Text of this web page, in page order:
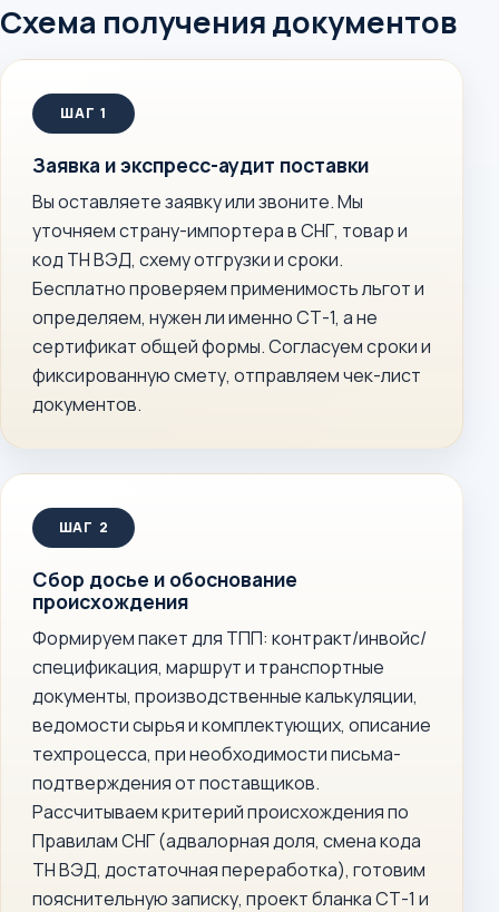
Схема получения документов
Заявка и экспресс-аудит поставки
Вы оставляете заявку или звоните. Мы
уточняем страну-импортера в СНГ, товар и
код ТН ВЭД, схему отгрузки и сроки.
Бесплатно проверяем применимость льгот и
определяем, нужен ли именно СТ-1, а не
сертификат общей формы. Согласуем сроки и
фиксированную смету, отправляем чек-лист
документов.
Сбор досье и обоснование
происхождения
Формируем пакет для ТПП: контракт/инвойс/
спецификация, маршрут и транспортные
документы, производственные калькуляции,
ведомости сырья и комплектующих, описание
техпроцесса, при необходимости письма-
подтверждения от поставщиков.
Рассчитываем критерий происхождения по
Правилам СНГ (адвалорная доля, смена кода
ТН ВЭД, достаточная переработка), готовим
пояснительную записку, проект бланка СТ-1 и